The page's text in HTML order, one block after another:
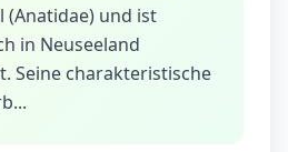
(Anatidae) und ist
in Neuseeland
Seine charakteristische